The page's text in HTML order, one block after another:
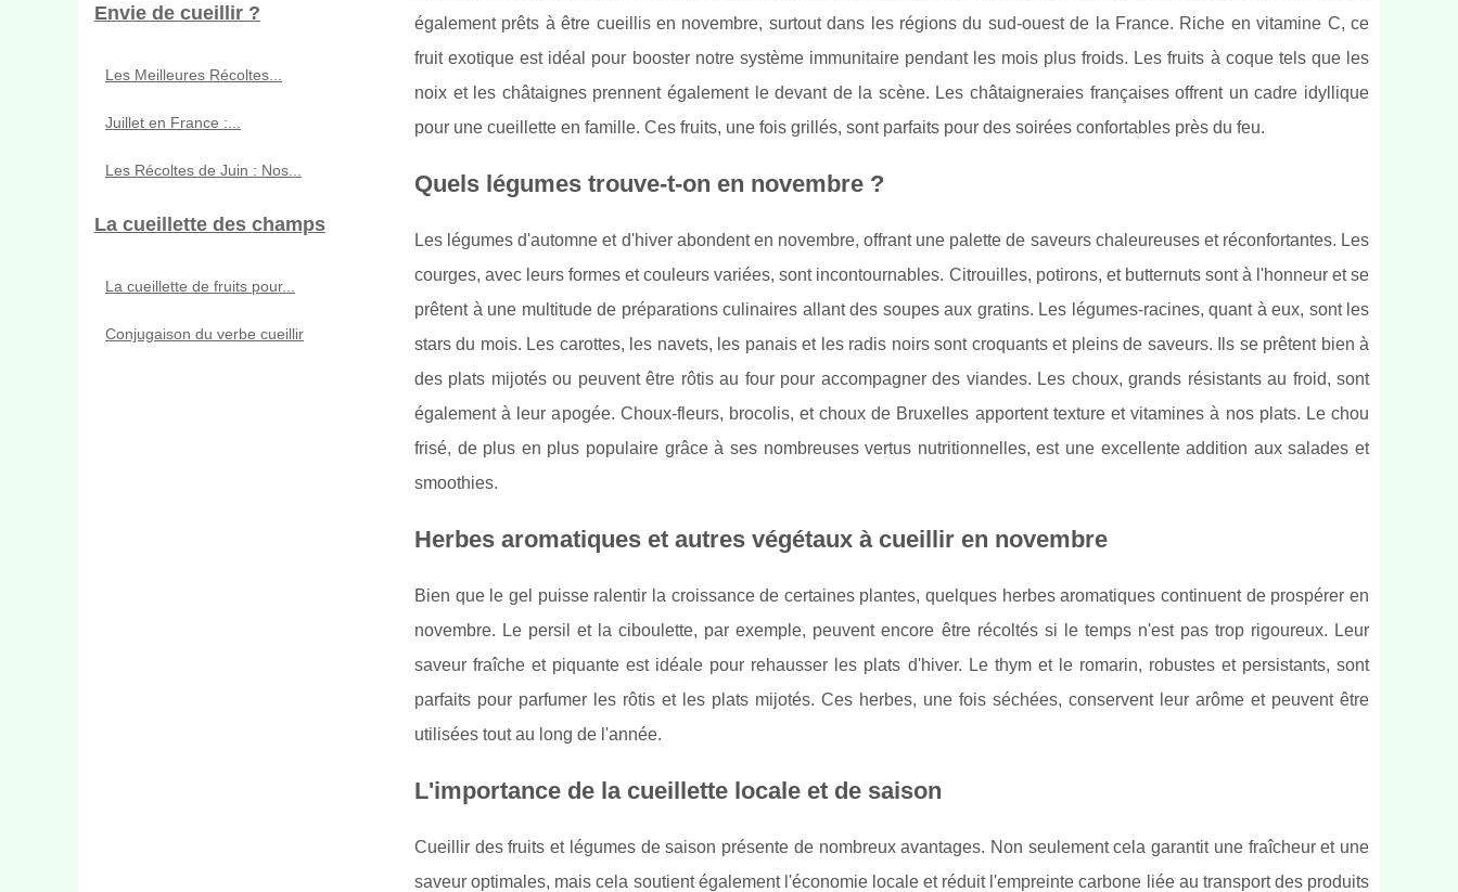
également prêts à être cueillis en novembre, surtout dans les régions du sud-ouest de la France. Riche en vitamine C, ce
fruit exotique est idéal pour booster notre système immunitaire pendant les mois plus froids. Les fruits à coque tels que les
noix et les châtaignes prennent également le devant de la scène. Les châtaigneraies françaises offrent un cadre idyllique
pour une cueillette en famille. Ces fruits, une fois grillés, sont parfaits pour des soirées confortables près du feu.
Quels légumes trouve-t-on en novembre ?
Les légumes d'automne et d'hiver abondent en novembre, offrant une palette de saveurs chaleureuses et réconfortantes. Les
courges, avec leurs formes et couleurs variées, sont incontournables. Citrouilles, potirons, et butternuts sont à l'honneur et se
prêtent à une multitude de préparations culinaires allant des soupes aux gratins. Les légumes-racines, quant à eux, sont les
stars du mois. Les carottes, les navets, les panais et les radis noirs sont croquants et pleins de saveurs. Ils se prêtent bien à
des plats mijotés ou peuvent être rôtis au four pour accompagner des viandes. Les choux, grands résistants au froid, sont
également à leur apogée. Choux-fleurs, brocolis, et choux de Bruxelles apportent texture et vitamines à nos plats. Le chou
frisé, de plus en plus populaire grâce à ses nombreuses vertus nutritionnelles, est une excellente addition aux salades et
smoothies.
Herbes aromatiques et autres végétaux à cueillir en novembre
Bien que le gel puisse ralentir la croissance de certaines plantes, quelques herbes aromatiques continuent de prospérer en
novembre. Le persil et la ciboulette, par exemple, peuvent encore être récoltés si le temps n'est pas trop rigoureux. Leur
saveur fraîche et piquante est idéale pour rehausser les plats d'hiver. Le thym et le romarin, robustes et persistants, sont
parfaits pour parfumer les rôtis et les plats mijotés. Ces herbes, une fois séchées, conservent leur arôme et peuvent être
utilisées tout au long de l'année.
L'importance de la cueillette locale et de saison
Cueillir des fruits et légumes de saison présente de nombreux avantages. Non seulement cela garantit une fraîcheur et une
saveur optimales, mais cela soutient également l'économie locale et réduit l'empreinte carbone liée au transport des produits
Envie de cueillir ?
Les Meilleures Récoltes...
Juillet en France :...
Les Récoltes de Juin : Nos...
La cueillette des champs
La cueillette de fruits pour...
Conjugaison du verbe cueillir